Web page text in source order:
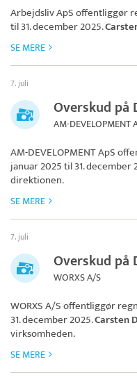
Arbejdsliv ApSoffentliggør
til 31. december 2025.
SE MERE
7. juli
Overskud på
AM-DEVELOPMENT
AM-DEVELOPMENT ApS
januar 2025 til 31. december
direktionen.
SE MERE
7. juli
Overskud på
WORXS A/S
WORXS A/Soffentliggør
31. december 2025.Carsten
virksomheden.
SE MERE